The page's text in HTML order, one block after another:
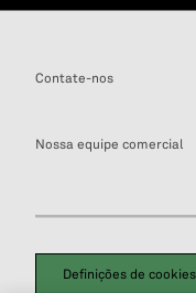
Contate-nos
Nossa equipe comercial
Definições de cookies